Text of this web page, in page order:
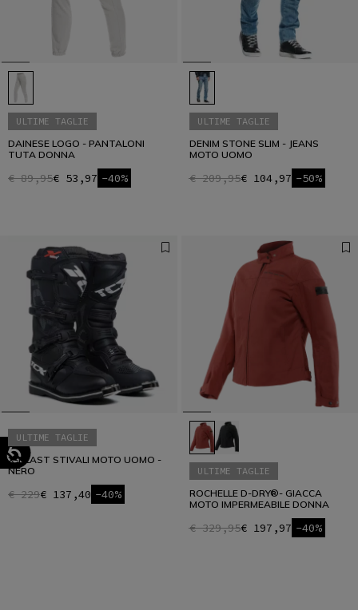
ULTIME TAGLIE
DAINESE LOGO - PANTALONI
TUTA DONNA
€ 89,95€ 53,97 -40%
ULTIME TAGLIE
DENIM STONE SLIM - JEANS
MOTO UOMO
€ 209,95€ 104,97 -50%
ULTIME TAGLIE
X-BLAST STIVALI MOTO UOMO -
NERO
€ 229€ 137,40 -40%
ULTIME TAGLIE
ROCHELLE D-DRY®- GIACCA
MOTO IMPERMEABILE DONNA
€ 329,95€ 197,97 -40%